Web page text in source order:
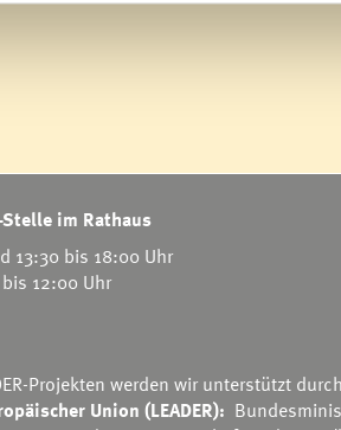
im Rathaus
13:30 bis 18:00 Uhr
12:00 Uhr
Projekten werden wir unterstützt
Union (LEADER):